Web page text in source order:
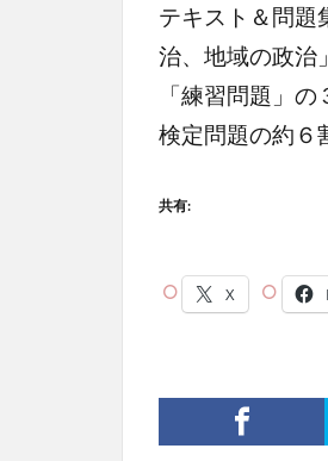
テキスト＆問題
治、地域の政治
「練習問題」
検定問題の約６
共有:
X